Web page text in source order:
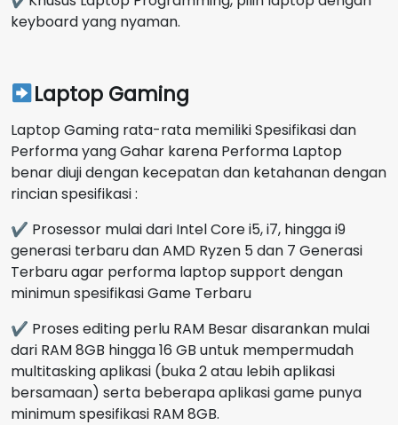
keyboard yang nyaman.
Laptop Gaming
Laptop Gaming rata-rata memiliki Spesifikasi dan
Performa yang Gahar karena Performa Laptop
benar diuji dengan kecepatan dan ketahanan dengan
rincian spesifikasi :
✔ Prosessor mulai dari Intel Core i5, i7, hingga i9
generasi terbaru dan AMD Ryzen 5 dan 7 Generasi
Terbaru agar performa laptop support dengan
minimun spesifikasi Game Terbaru
✔ Proses editing perlu RAM Besar disarankan mulai
dari RAM 8GB hingga 16 GB untuk mempermudah
multitasking aplikasi (buka 2 atau lebih aplikasi
bersamaan) serta beberapa aplikasi game punya
minimum spesifikasi RAM 8GB.